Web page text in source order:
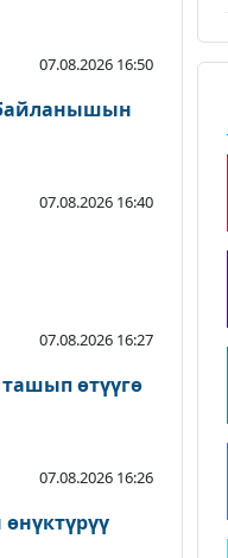
07.08.2026 16:50
байланышын
07.08.2026 16:40
07.08.2026 16:27
өтүүгө
07.08.2026 16:26